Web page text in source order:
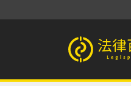
法律百科